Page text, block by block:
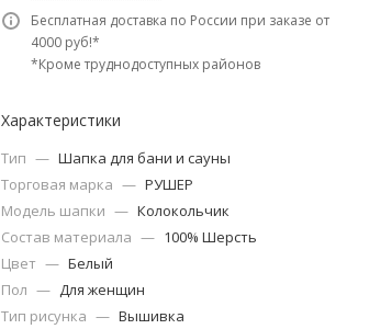
Бесплатная доставка по России при заказе от
4000 руб!*
*Кроме труднодоступных районов
Характеристики
Тип — Шапка для бани и сауны
Торговая марка — РУШЕР
Модель шапки — Колокольчик
Состав материала — 100% Шерсть
Цвет — Белый
Пол — Для женщин
Тип рисунка — Вышивка